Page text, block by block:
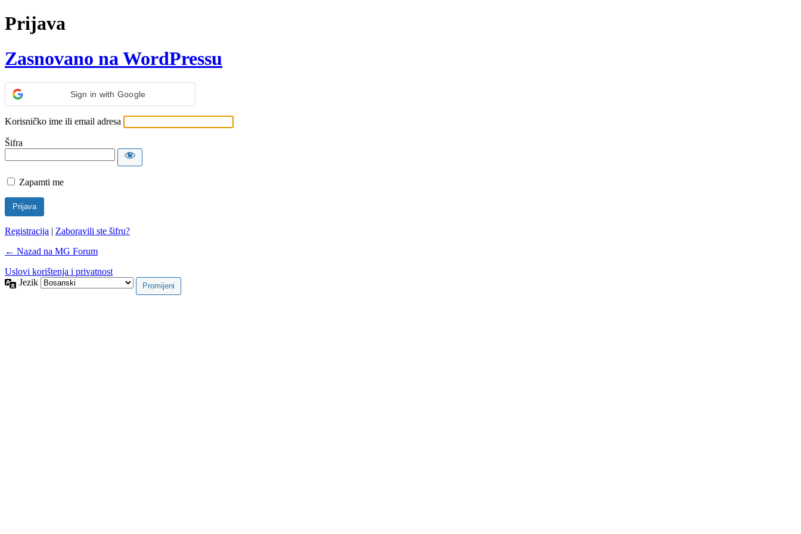
Prijava
Zasnovano na WordPressu
Sign in with Google
Korisničko ime ili email adresa
Šifra
Zapamti me
Registracija | Zaboravili ste šifru?
← Nazad na MG Forum
Uslovi korištenja i privatnost
Jezik